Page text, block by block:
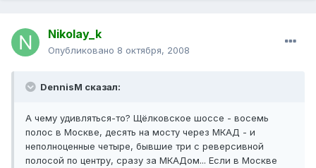
Nikolay_k
Опубликовано 8 октября, 2008
DennisM сказал:
А чему удивляться-то? Щёлковское шоссе - восемь
полос в Москве, десять на мосту через МКАД - и
неполноценные четыре, бывшие три с реверсивной
полосой по центру, сразу за МКАДом... Если в Москве